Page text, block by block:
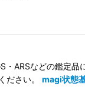
・ARSなどの鑑定品
ださい。 magi状態